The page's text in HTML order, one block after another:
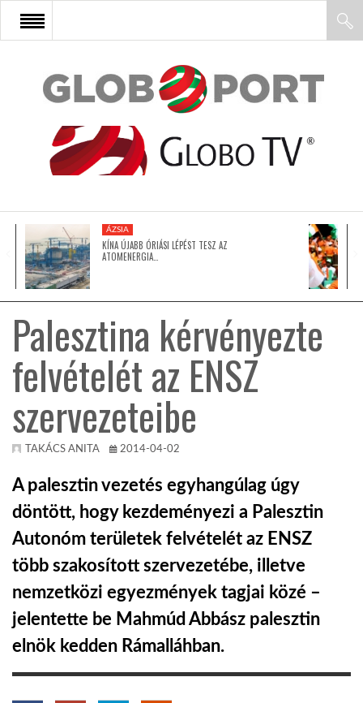
FŐOLDAL
AFRIKA
ÁZSIA
LATIN-AMERIKA
AUSZTRÁLIA
A VILÁG ITTHON
ÁZSIA
KÍNA ÚJABB ÓRIÁSI LÉPÉST TESZ AZ
ATOMENERGIA…
Palesztina kérvényezte
felvételét az ENSZ
szervezeteibe
TAKÁCS ANITA 2014-04-02
A palesztin vezetés egyhangúlag úgy
döntött, hogy kezdeményezi a Palesztin
Autonóm területek felvételét az ENSZ
több szakosított szervezetébe, illetve
nemzetközi egyezmények tagjai közé –
jelentette be Mahmúd Abbász palesztin
elnök kedden Rámalláhban.